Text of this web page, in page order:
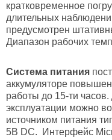
кратковременное
длительных
предусмотрен
Диапазон рабочих
Система питания
аккумуляторе
работы до 15-ти
эксплуатации можно
источником питания
5В DC. Интерфейс